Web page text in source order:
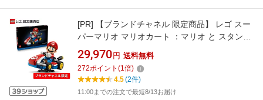
[PR]
【ブランドチャネル 限定商品】 レゴ スー
パーマリオ マリオカート ：マリオ と スタンダ
ードカート 72037 おもちゃ 玩具 誕生日 プレゼ
ント ブロック LEGO 男性 女性
29,970 円 送料無料
272ポイント (1倍)
4.5(2件)
11:00までの注文で最短8/13お届け